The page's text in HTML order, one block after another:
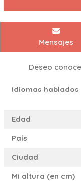
Mensajes
Deseo
Idiomas hablados
Edad
País
Ciudad
Mi altura (en cm)